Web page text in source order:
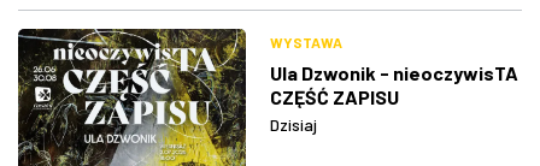
WYSTAWA
Ula Dzwonik - nieoczywisTA
CZĘŚĆ ZAPISU
Dzisiaj